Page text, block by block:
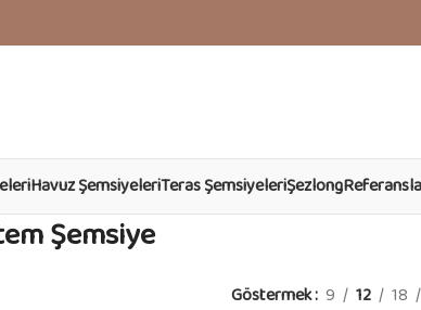
Havuz ŞemsiyeleriTeras ŞemsiyeleriŞezlong
Şemsiye
Göstermek 9 12 18